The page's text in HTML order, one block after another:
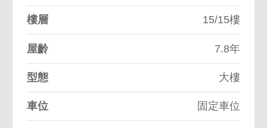
樓層 15/15樓
屋齡 7.8年
型態 大樓
車位 固定車位